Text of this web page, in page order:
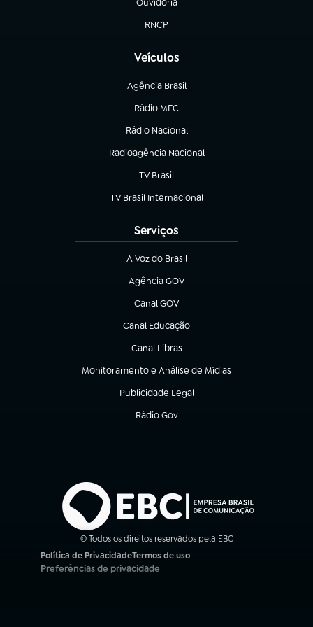
Ouvidoria
(abre em nova aba)
RNCP
(abre em nova aba)
Veículos
Agência Brasil
(abre em nova aba)
Rádio MEC
Rádio Nacional
(abre em nova aba)
Radioagência Nacional
(abre em nova aba)
TV Brasil
(abre em nova aba)
TV Brasil Internacional
(abre em nova aba)
Serviços
A Voz do Brasil
(abre em nova aba)
Agência GOV
(abre em nova aba)
Canal GOV
(abre em nova aba)
Canal Educação
(abre em nova aba)
Canal Libras
(abre em nova aba)
Monitoramento e Análise de Mídias
(abre em nova aba)
Publicidade Legal
(abre em nova aba)
Rádio Gov
(abre em nova aba)
© Todos os direitos reservados pela EBC
Política de Privacidade
(abre em nova aba)
Termos de uso
(abre em nova aba)
Preferências de privacidade